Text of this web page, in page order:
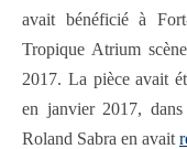
avait bénéficié à
Tropique Atrium
2017. La pièce avait
en janvier 2017,
Roland Sabra en avait